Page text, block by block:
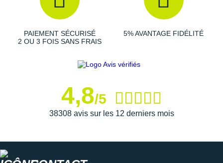
PAIEMENT SÉCURISÉ
2 OU 3 FOIS SANS FRAIS
5% AVANTAGE FIDÉLITÉ
4,8/5
38308 avis sur les 12 derniers mois
Thuasne
Withings
+ Voir toutes les marques